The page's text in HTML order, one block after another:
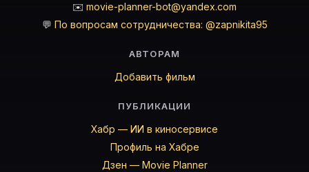
✉️ movie-planner-bot@yandex.com
💬 По вопросам сотрудничества: @zapnikita95
АВТОРАМ
Добавить фильм
ПУБЛИКАЦИИ
Хабр — ИИ в киносервисе
Профиль на Хабре
Дзен — Movie Planner